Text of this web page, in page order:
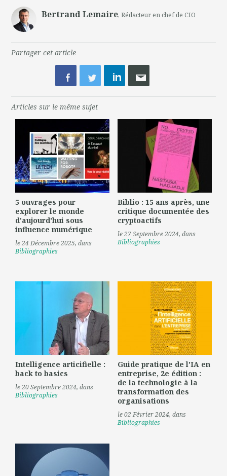
Bertrand Lemaire, Rédacteur en chef de CIO
Partager cet article
Articles sur le même sujet
5 ouvrages pour
explorer le monde
d'aujourd'hui sous
influence numérique
le 24 Décembre 2025, dans
Bibliographies
Biblio : 15 ans après, une
critique documentée des
cryptoactifs
le 27 Septembre 2024, dans
Bibliographies
Intelligence articifielle :
back to basics
le 20 Septembre 2024, dans
Bibliographies
Guide pratique de l'IA en
entreprise, 2e édition :
de la technologie à la
transformation des
organisations
le 02 Février 2024, dans
Bibliographies